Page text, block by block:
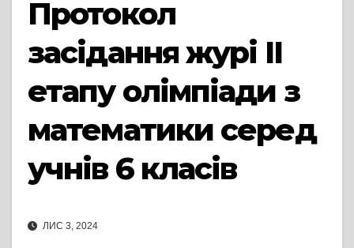
Протокол
засідання журі ІІ
етапу олімпіади з
математики серед
учнів 6 класів
ЛИС 3, 2024